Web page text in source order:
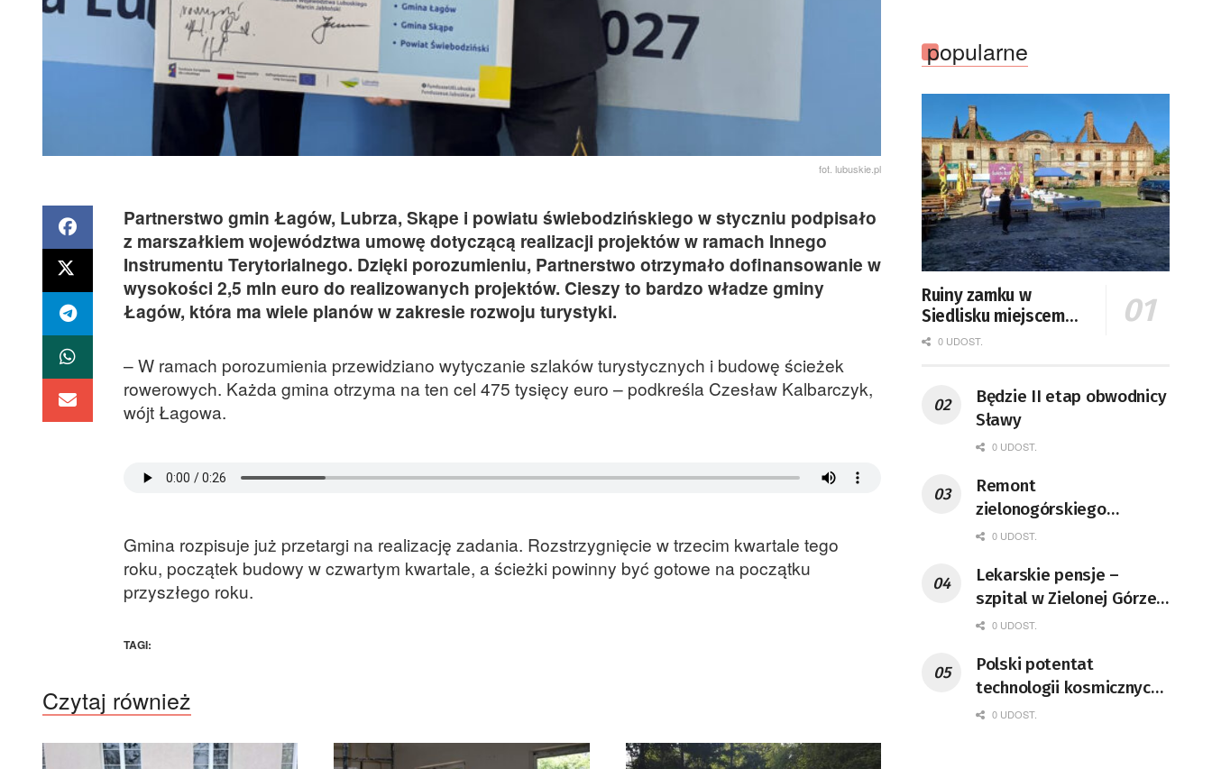
fot. lubuskie.pl
Partnerstwo gmin Łagów, Lubrza, Skąpe i powiatu świebodzińskiego w styczniu podpisało
z marszałkiem województwa umowę dotyczącą realizacji projektów w ramach Innego
Instrumentu Terytorialnego. Dzięki porozumieniu, Partnerstwo otrzymało dofinansowanie w
wysokości 2,5 mln euro do realizowanych projektów. Cieszy to bardzo władze gminy
Łagów, która ma wiele planów w zakresie rozwoju turystyki.
– W ramach porozumienia przewidziano wytyczanie szlaków turystycznych i budowę ścieżek
rowerowych. Każda gmina otrzyma na ten cel 475 tysięcy euro – podkreśla Czesław Kalbarczyk,
wójt Łagowa.
Gmina rozpisuje już przetargi na realizację zadania. Rozstrzygnięcie w trzecim kwartale tego
roku, początek budowy w czwartym kwartale, a ścieżki powinny być gotowe na początku
przyszłego roku.
TAGI:
Czytaj również
popularne
Ruiny zamku w
Siedlisku miejscem
święta plonów
0 UDOST.
Będzie II etap obwodnicy
Sławy
0 UDOST.
Remont
zielonogórskiego
deptaka zgodnie z
0 UDOST.
Lekarskie pensje –
szpital w Zielonej Górze
podaje dane
0 UDOST.
Polski potentat
technologii kosmicznych
wprowadzi się do Zielonej
0 UDOST.